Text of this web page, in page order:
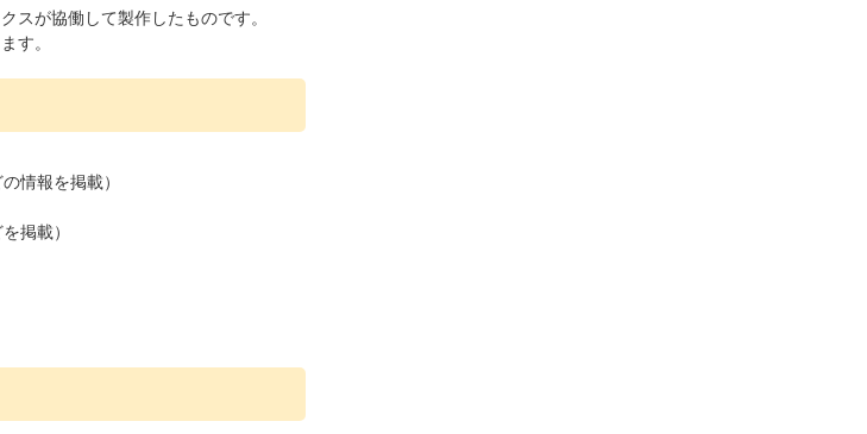
スが協働して製作したものです。
す。
情報を掲載）
掲載）